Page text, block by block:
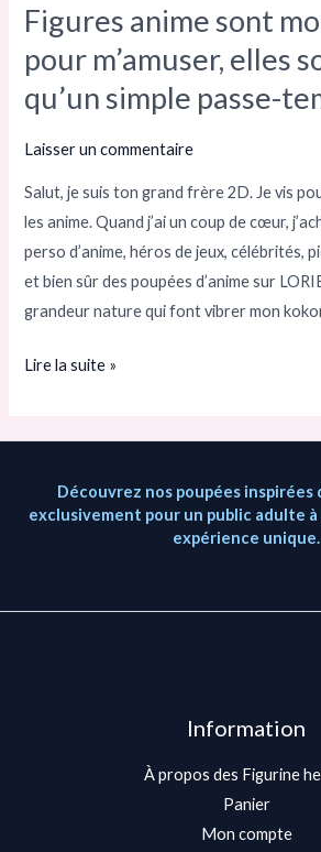
Figures anime sont
pour m’amuser, elles
qu’un simple passe-
Laisser un commentaire
Salut, je suis ton grand frère 2D. Je vis
les anime. Quand j’ai un coup de cœur,
perso d’anime, héros de jeux, célébrités,
et bien sûr des poupées d’anime sur
grandeur nature qui font vibrer mon
Figures
sont
mon
m’amuser,
elles
sont
plus
qu’un
passe-
Lire la suite »
Découvrez nos poupées inspirées
exclusivement pour un public adulte à
expérience unique.
Information
À propos des Figurine
Panier
Mon compte